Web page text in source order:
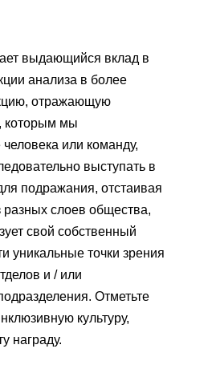
выдающийся вклад в
анализа в более
отражающую
которым мы
или команду,
выступать в
подражания, отстаивая
разных слоев общества,
свой собственный
уникальные точки зрения
и / или
Отметьте
культуру,
награду.